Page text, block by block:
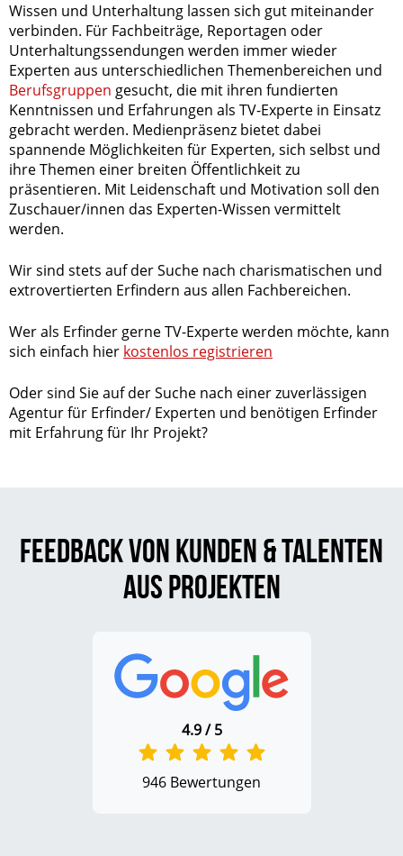
Wissen und Unterhaltung lassen sich gut miteinander
verbinden. Für Fachbeiträge, Reportagen oder
Unterhaltungssendungen werden immer wieder
Experten aus unterschiedlichen Themenbereichen und
Berufsgruppen gesucht, die mit ihren fundierten
Kenntnissen und Erfahrungen als TV-Experte in Einsatz
gebracht werden. Medienpräsenz bietet dabei
spannende Möglichkeiten für Experten, sich selbst und
ihre Themen einer breiten Öffentlichkeit zu
präsentieren. Mit Leidenschaft und Motivation soll den
Zuschauer/innen das Experten-Wissen vermittelt
werden.
Wir sind stets auf der Suche nach charismatischen und
extrovertierten Erfindern aus allen Fachbereichen.
Wer als Erfinder gerne TV-Experte werden möchte, kann
sich einfach hier kostenlos registrieren
Oder sind Sie auf der Suche nach einer zuverlässigen
Agentur für Erfinder/ Experten und benötigen Erfinder
mit Erfahrung für Ihr Projekt?
Feedback von Kunden & Talenten
aus Projekten
4.9 / 5
946 Bewertungen